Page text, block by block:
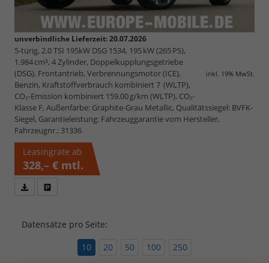
inkl. 19% MwSt.
unverbindliche Lieferzeit:20.07.2026
5-türig, 2.0 TSI 195kW DSG 1534, 195 kW (265 PS),
1.984 cm³, 4 Zylinder, Doppelkupplungsgetriebe
(DSG), Frontantrieb, Verbrennungsmotor (ICE),
Benzin, Kraftstoffverbrauch kombiniert 7 (WLTP),
CO₂-Emission kombiniert 159.00 g/km (WLTP), CO₂-
Klasse F, Außenfarbe: Graphite-Grau Metallic, Qualitätssiegel: BVFK-
Siegel, Garantieleistung: Fahrzeuggarantie vom Hersteller,
Fahrzeugnr.: 31336
Leasingrate ab
328,– € mtl.
speichern/drucken
Datensätze pro Seite:
10
20 50 100 250